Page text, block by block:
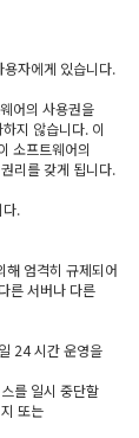
자에게 있습니다.
어의 사용권을
지 않습니다. 이
소프트웨어의
리를 갖게 됩니다.
다.
해 엄격히 규제되어
른 서버나 다른
24 시간 운영을
를 일시 중단할
또는